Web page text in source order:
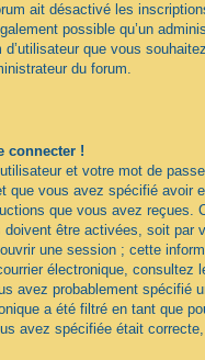
ait désactivé les
possible qu’un
que vous
du forum.
connecter !
et votre mot de
que vous avez spécifié avoir
que vous avez reçues.
être activées, soit par
une session ; cette
électronique, consultez
avez probablement spécifié
a été filtré en tant que
avez spécifiée était